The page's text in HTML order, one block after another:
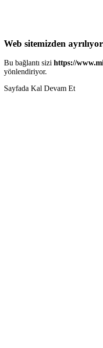
Web sitemizden
Bu bağlantı sizi https://
yönlendiriyor.
Sayfada Kal Devam Et